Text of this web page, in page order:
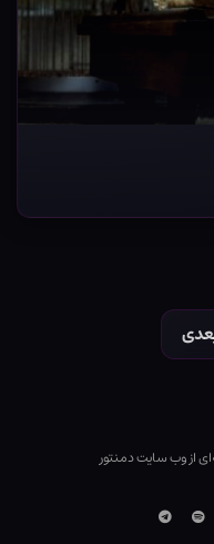
از وب ‌سایت دمنتور
اسپاتیفایتلگرام